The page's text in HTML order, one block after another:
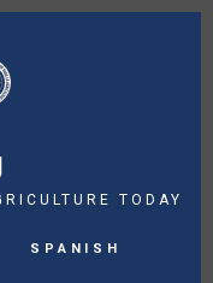
TODAY
Spanish